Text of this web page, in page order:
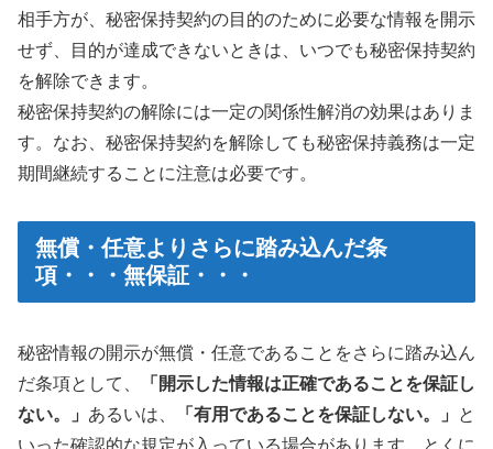
相手方が、秘密保持契約の目的のために必要な情報を開示
せず、目的が達成できないときは、いつでも秘密保持契約
を解除できます。
秘密保持契約の解除には一定の関係性解消の効果はありま
す。なお、秘密保持契約を解除しても秘密保持義務は一定
期間継続することに注意は必要です。
無償・任意よりさらに踏み込んだ条
項・・・無保証・・・
秘密情報の開示が無償・任意であることをさらに踏み込ん
だ条項として、
「開示した情報は正確であることを保証し
ない。」 あるいは、 「有用であることを保証しない。」
と